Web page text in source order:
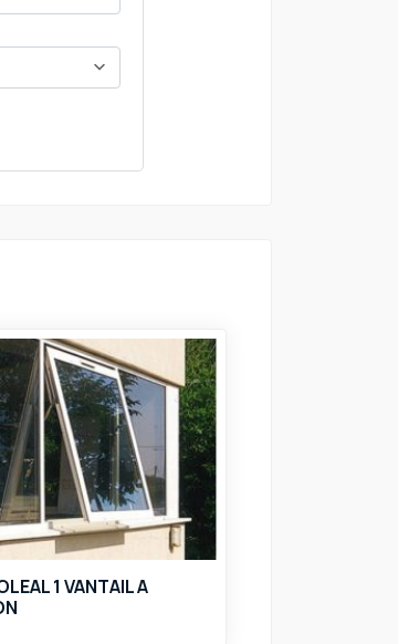
1 VANTAIL A